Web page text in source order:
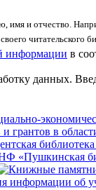
имя и отчество.
читательского
информации в
данных.